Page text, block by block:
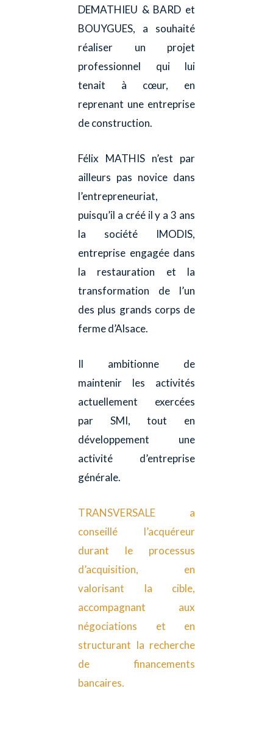
DEMATHIEU & BARD et
BOUYGUES, a souhaité
réaliser un projet
professionnel qui lui
tenait à cœur, en
reprenant une entreprise
de construction.
Félix MATHIS n’est par
ailleurs pas novice dans
l’entrepreneuriat,
puisqu’il a créé il y a 3 ans
la société IMODIS,
entreprise engagée dans
la restauration et la
transformation de l’un
des plus grands corps de
ferme d’Alsace.
Il ambitionne de
maintenir les activités
actuellement exercées
par SMI, tout en
développement une
activité d’entreprise
générale.
TRANSVERSALE a
conseillé l’acquéreur
durant le processus
d’acquisition, en
valorisant la cible,
accompagnant aux
négociations et en
structurant la recherche
de financements
bancaires.